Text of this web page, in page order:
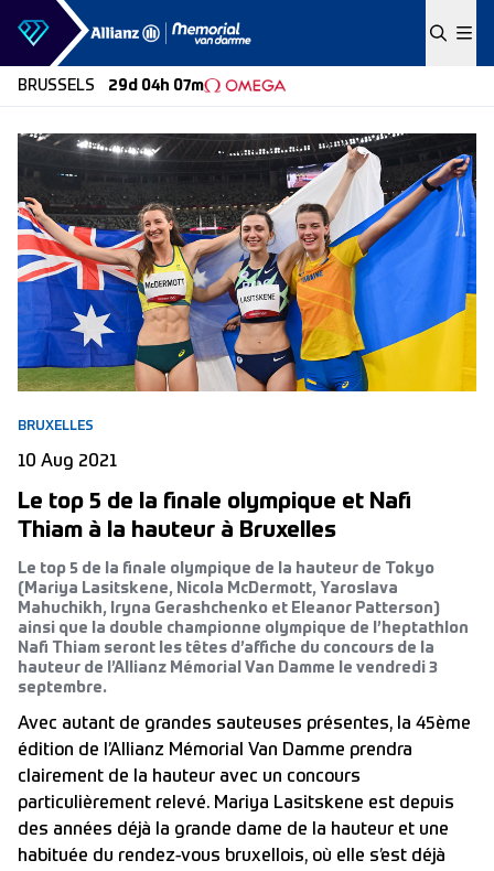
Skip to content
BRUSSELS 29d 04h 07m
BRUXELLES
10 Aug 2021
Le top 5 de la finale olympique et Nafi
Thiam à la hauteur à Bruxelles
Le top 5 de la finale olympique de la hauteur de Tokyo
(Mariya Lasitskene, Nicola McDermott, Yaroslava
Mahuchikh, Iryna Gerashchenko et Eleanor Patterson)
ainsi que la double championne olympique de l’heptathlon
Nafi Thiam seront les têtes d’affiche du concours de la
hauteur de l’Allianz Mémorial Van Damme le vendredi 3
septembre.
Avec autant de grandes sauteuses présentes, la 45ème
édition de l’Allianz Mémorial Van Damme prendra
clairement de la hauteur avec un concours
particulièrement relevé. Mariya Lasitskene est depuis
des années déjà la grande dame de la hauteur et une
habituée du rendez-vous bruxellois, où elle s’est déjà